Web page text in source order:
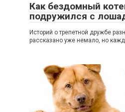
Как бездомный
подружился с
Историй о трепетной дружбе
рассказано уже немало, но